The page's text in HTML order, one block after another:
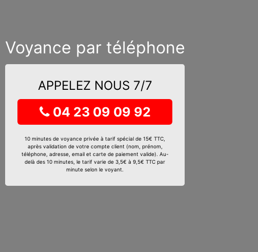
Voyance par téléphone
APPELEZ NOUS 7/7
04 23 09 09 92
10 minutes de voyance privée à tarif spécial de 15€ TTC,
après validation de votre compte client (nom, prénom,
téléphone, adresse, email et carte de paiement valide). Au-
delà des 10 minutes, le tarif varie de 3,5€ à 9,5€ TTC par
minute selon le voyant.